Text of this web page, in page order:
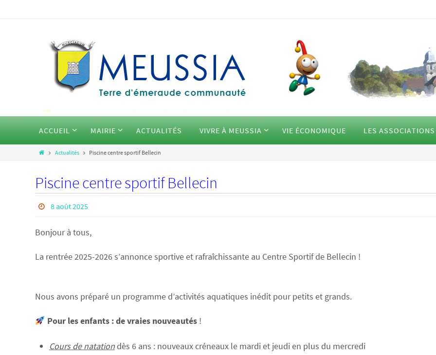
ACCUEIL MAIRIE ACTUALITÉS VIVRE À MEUSSIA VIE ÉCONOMIQUE LES ASSOCIATIONS
Actualités Piscine centre sportif Bellecin
Piscine centre sportif Bellecin
8 août 2025
Bonjour à tous,
La rentrée 2025-2026 s’annonce sportive et rafraîchissante au Centre Sportif de Bellecin !
Nous avons préparé un programme d’activités aquatiques inédit pour petits et grands.
Pour les enfants : de vraies nouveautés!
Cours de natationdès 6 ans : nouveaux créneaux le mardi et jeudi en plus du mercredi